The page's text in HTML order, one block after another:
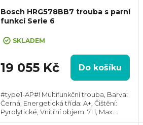
Bosch HRG578BB7 trouba s parní
funkcí Serie 6
SKLADEM
19 055 Kč Do košíku
#type1-AP#! Multifunkční trouba, Barva:
Černá, Energetická třída: A+, Čištění:
Pyrolytické, Vnitřní objem: 71 l, Max.
příkon: 3600 W, Gril, Rozměry (VxŠxH):